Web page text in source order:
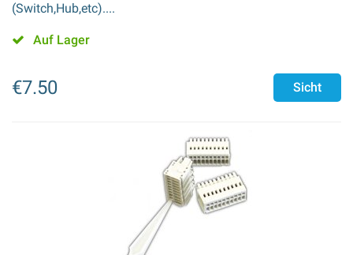
(Switch,Hub,etc)....
Auf Lager
€7.50 Sicht